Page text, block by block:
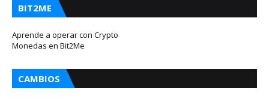
BIT2ME
Aprende a operar con Crypto
Monedas en Bit2Me
CAMBIOS